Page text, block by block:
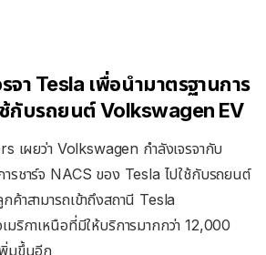
จา Tesla เพื่อนำมาตรฐานการ
ช้กับรถยนต์ Volkswagen EV
เผยว่า Volkswagen กำลังเจรจากับ
ารชาร์จ NACS ของ Tesla ไปใช้กับรถยนต์
ค้าสามารถเข้าถึงสถานี Tesla
ริกาเหนือที่มีให้บริการมากกว่า 12,000
พิ่มขึ้นอีก